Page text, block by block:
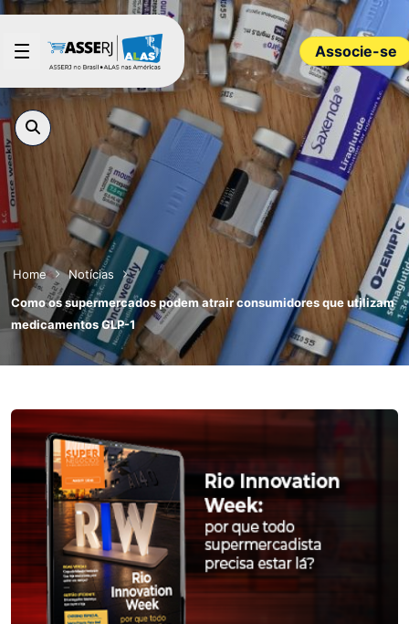
Pular para o Conteúdo principal
Associe-se
Home
Notícias
Como os supermercados podem atrair consumidores que utilizam
medicamentos GLP-1